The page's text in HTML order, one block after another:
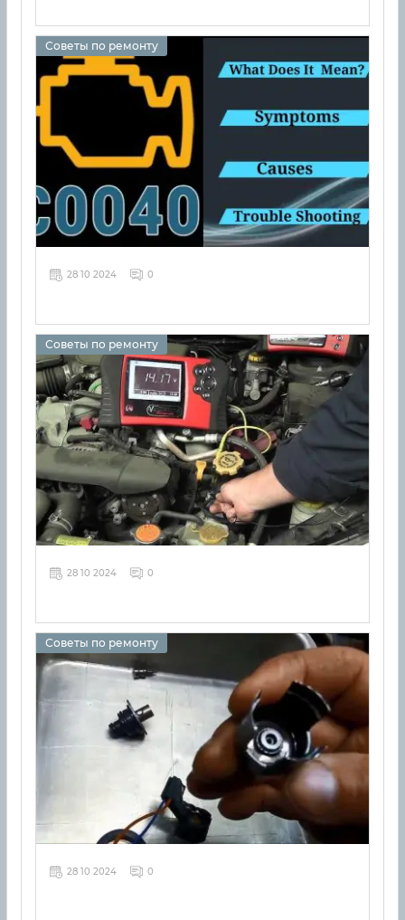
Советы по ремонту
28 10 2024 0
Советы по ремонту
28 10 2024 0
Советы по ремонту
28 10 2024 0